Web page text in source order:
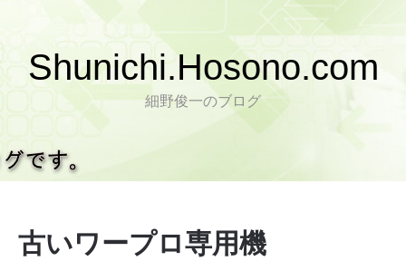
Shunichi.Hosono.com
細野俊一のブログ
古いワープロ専用機